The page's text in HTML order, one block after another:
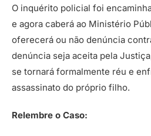
O inquérito policial foi
e agora caberá ao Ministério
oferecerá ou não denúncia
denúncia seja aceita pela
se tornará formalmente réu e
assassinato do próprio filho.
Relembre o Caso: